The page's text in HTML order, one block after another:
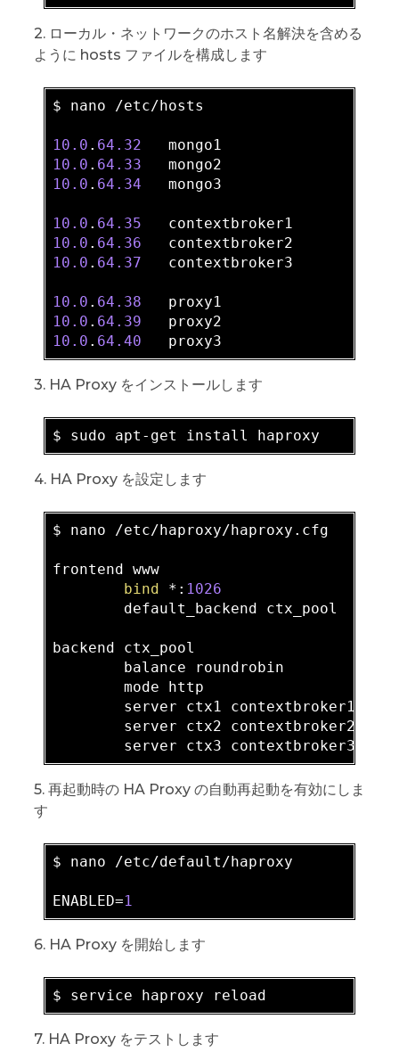
2. ローカル・ネットワークのホスト名解決を含める
ように hosts ファイルを構成します
$ nano /etc/hosts
10.0 . 64.32
10.0 . 64.33
10.0 . 64.34
   mongo3
10.0 . 64.35
10.0 . 64.36
10.0 . 64.37
   contextbroker3
10.0 . 64.38
10.0 . 64.39
10.0 . 64.40
3. HA Proxy をインストールします
4. HA Proxy を設定します
$ nano /etc/haproxy/haproxy.cfg
frontend www
bind *: 1026
        default_backend ctx_pool
backend ctx_pool
        balance roundrobin
        mode http
        server ctx1 contextbroker1:
        server ctx2 contextbroker2:
        server ctx3 contextbroker3:
5. 再起動時の HA Proxy の自動再起動を有効にしま
す
$ nano /etc/default/haproxy
ENABLED=1
6. HA Proxy を開始します
7. HA Proxy をテストします